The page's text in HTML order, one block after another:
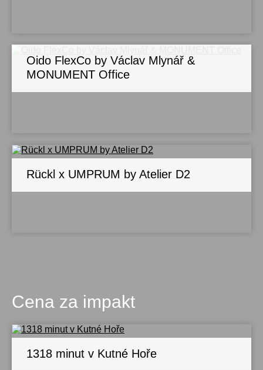
Oido FlexCo by Václav Mlynář &
MONUMENT Office
Rückl x UMPRUM by Atelier D2
Cena za impakt
1318 minut v Kutné Hoře